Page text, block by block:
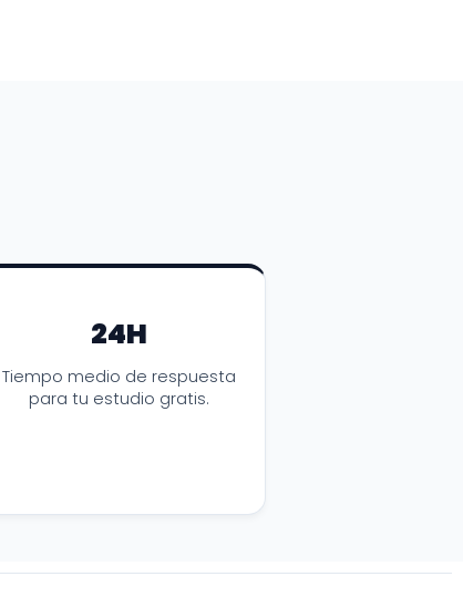
24H
Tiempo medio de respuesta
para tu estudio gratis.